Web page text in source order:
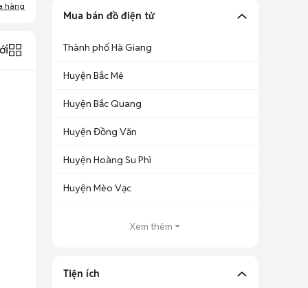
hàng
Mua bán đồ điện tử
Thành phố Hà Giang
Huyện Bắc Mê
Huyện Bắc Quang
Huyện Đồng Văn
Huyện Hoàng Su Phì
Huyện Mèo Vạc
Xem thêm
Tiện ích